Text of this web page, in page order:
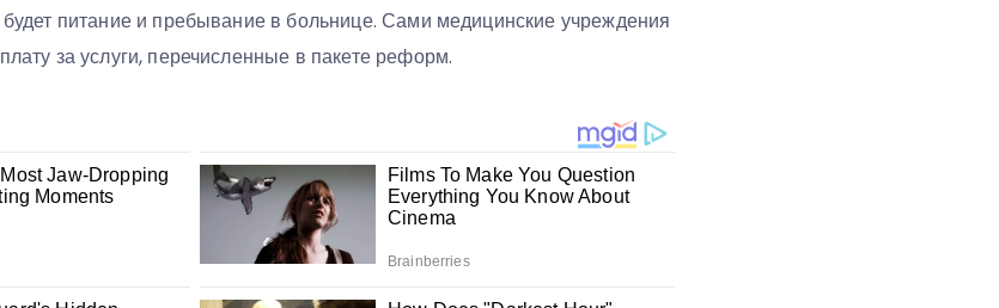
питание и пребывание в больнице. Сами медицинские учреждения
за услуги, перечисленные в пакете реформ.